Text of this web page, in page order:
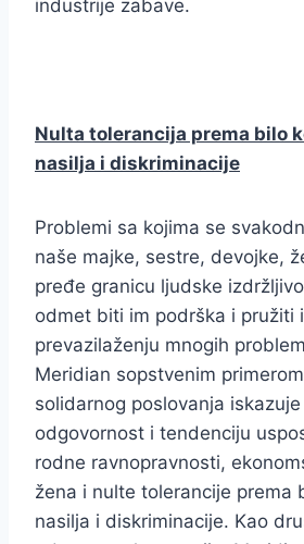
industrije zabave.
Nulta tolerancija prema bilo
nasilja i diskriminacije
Problemi sa kojima se
naše majke, sestre, devojke,
pređe granicu ljudske
odmet biti im podrška i pružiti
prevazilaženju mnogih
Meridian sopstvenim
solidarnog poslovanja
odgovornost i tendenciju
rodne ravnopravnosti,
žena i nulte tolerancije prema
nasilja i diskriminacije. Kao